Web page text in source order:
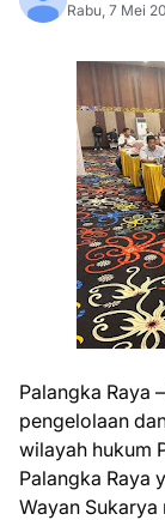
Rabu, 7 Mei
Palangka Raya
pengelolaan
wilayah hukum
Palangka Raya
Wayan